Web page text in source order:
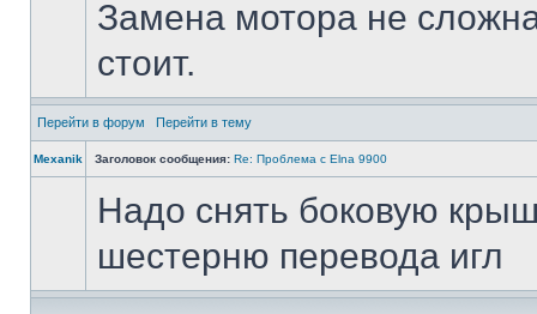
Замена мотора не
стоит.
Перейти в форум Перейти в тему
Mexanik Заголовок сообщения: Re: Проблема с Elna 9900
Надо снять боковую
шестерню перевода игл